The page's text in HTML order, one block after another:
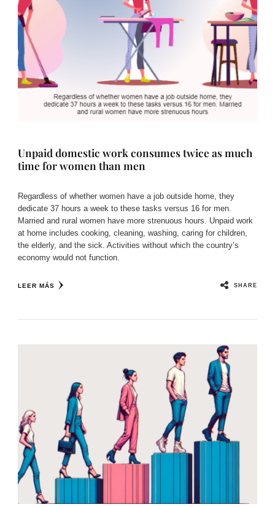
Unpaid domestic work consumes twice as much
time for women than men
Regardless of whether women have a job outside home, they
dedicate 37 hours a week to these tasks versus 16 for men.
Married and rural women have more strenuous hours. Unpaid work
at home includes cooking, cleaning, washing, caring for children,
the elderly, and the sick. Activities without which the country’s
economy would not function.
LEER MÁS SHARE